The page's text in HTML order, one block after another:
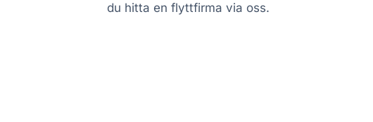
du hitta en flyttfirma via oss.